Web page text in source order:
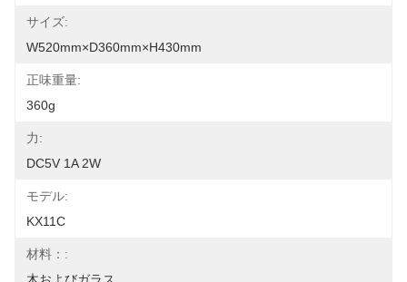
サイズ:
W520mm×D360mm×H430mm
正味重量:
360g
力:
DC5V 1A 2W
モデル:
KX11C
材料：: